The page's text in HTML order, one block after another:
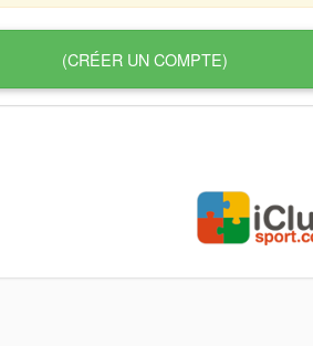
(CRÉER UN COMPTE)